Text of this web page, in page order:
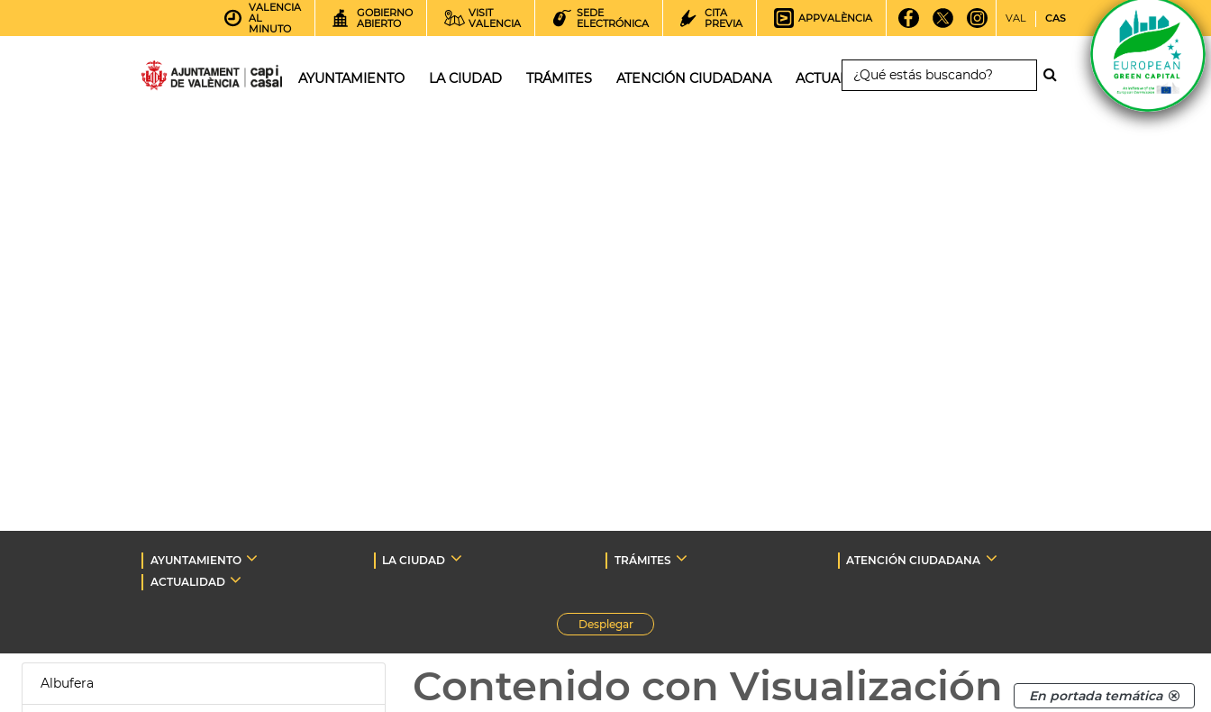
VALENCIA
AL
MINUTO
GOBIERNO
ABIERTO
VISIT
VALENCIA
SEDE
ELECTRÓNICA
CITA
PREVIA
APPVALÈNCIA VAL CAS
AYUNTAMIENTO LA CIUDAD TRÁMITES ATENCIÓN CIUDADANA ACTUALIDAD
AYUNTAMIENTO LA CIUDAD TRÁMITES
ATENCIÓN CIUDADANA
ACTUALIDAD
Desplegar
Albufera Contenido con Visualización En portada temática